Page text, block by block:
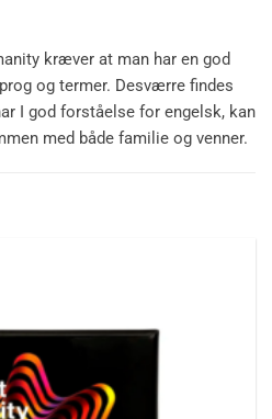
kræver at man har en god
og termer. Desværre findes
I god forståelse for engelsk, kan
med både familie og venner.